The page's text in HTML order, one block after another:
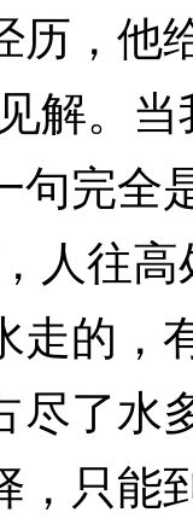
历，他
解。
句完全
人往
走的，
尽了水
，只能